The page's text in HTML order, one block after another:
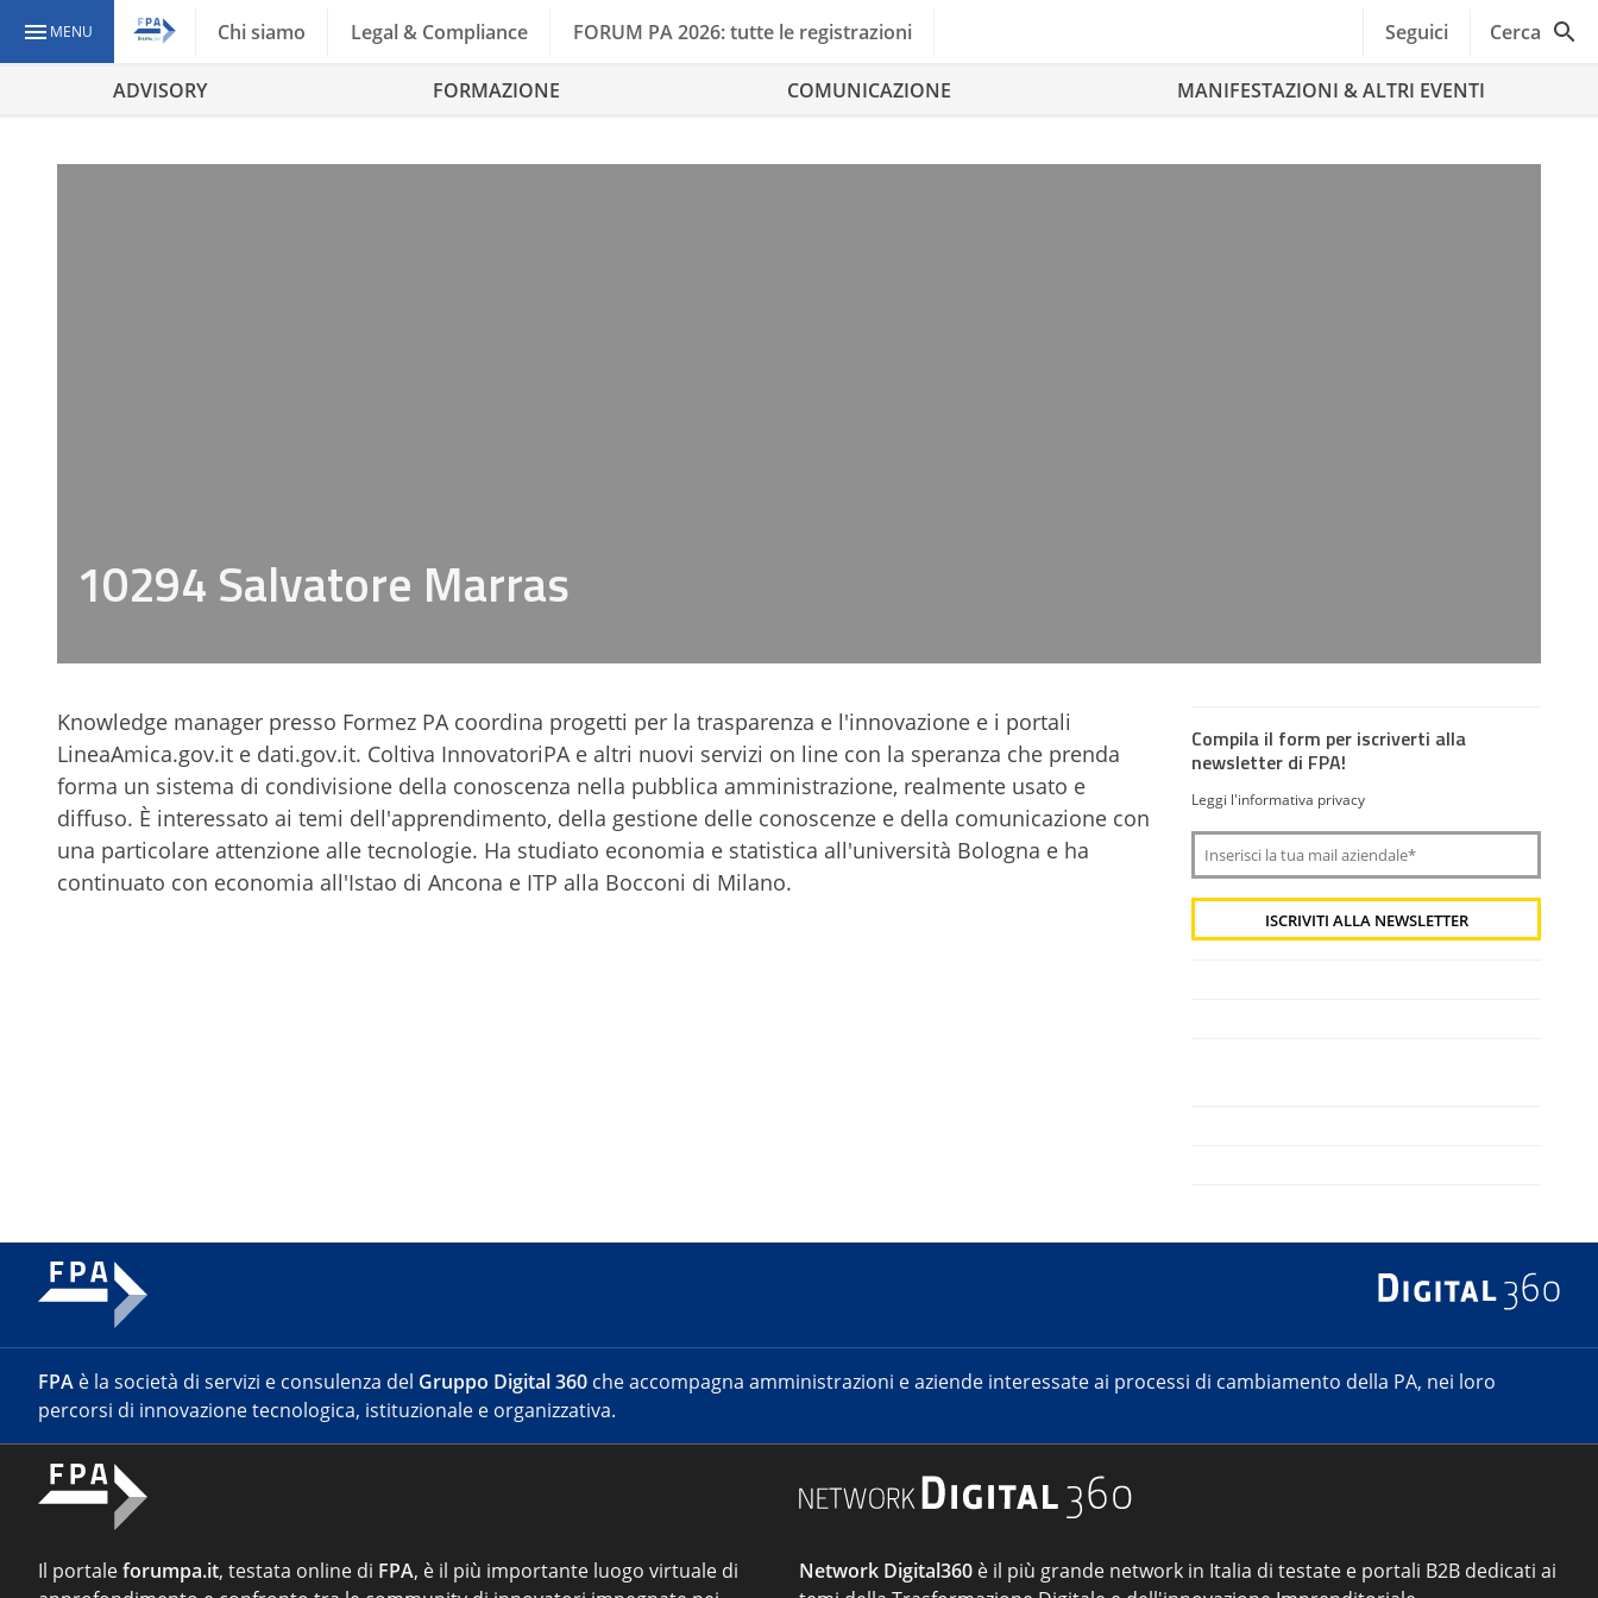
MENU Chi siamo Legal & Compliance FORUM PA 2026: tutte le registrazioni Seguici Cerca
ADVISORY FORMAZIONE COMUNICAZIONE MANIFESTAZIONI & ALTRI EVENTI
10294 Salvatore Marras
Knowledge manager presso Formez PA coordina progetti per la trasparenza e l'innovazione e i portali
LineaAmica.gov.it e dati.gov.it. Coltiva InnovatoriPA e altri nuovi servizi on line con la speranza che prenda
forma un sistema di condivisione della conoscenza nella pubblica amministrazione, realmente usato e
diffuso. È interessato ai temi dell'apprendimento, della gestione delle conoscenze e della comunicazione con
una particolare attenzione alle tecnologie. Ha studiato economia e statistica all'università Bologna e ha
continuato con economia all'Istao di Ancona e ITP alla Bocconi di Milano.
Compila il form per iscriverti alla
newsletter di FPA!
Leggi l'informativa privacy
FPA è la società di servizi e consulenza del Gruppo Digital 360 che accompagna amministrazioni e aziende interessate ai processi di cambiamento della PA, nei loro
percorsi di innovazione tecnologica, istituzionale e organizzativa.
Il portaleforumpa.it, testata online di FPA, è il più importante luogo virtuale di
Network Digital360 è il più grande network in Italia di testate e portali B2B dedicati ai